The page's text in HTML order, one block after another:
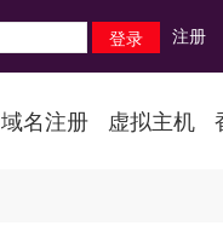
注册
域名注册 虚拟主机